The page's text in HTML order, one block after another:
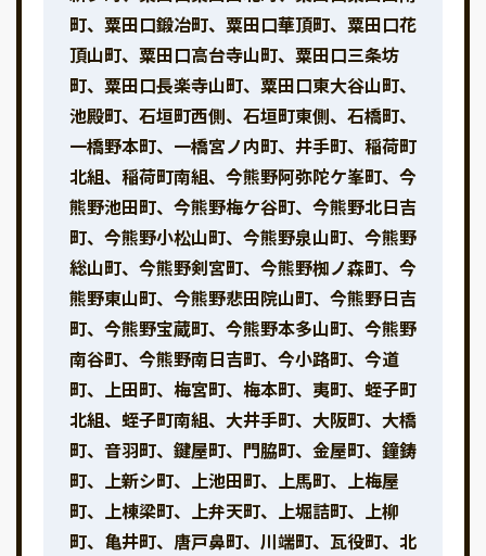
町、粟田口鍛冶町、粟田口華頂町、粟田口花
頂山町、粟田口高台寺山町、粟田口三条坊
町、粟田口長楽寺山町、粟田口東大谷山町、
池殿町、石垣町西側、石垣町東側、石橋町、
一橋野本町、一橋宮ノ内町、井手町、稲荷町
北組、稲荷町南組、今熊野阿弥陀ケ峯町、今
熊野池田町、今熊野梅ケ谷町、今熊野北日吉
町、今熊野小松山町、今熊野泉山町、今熊野
総山町、今熊野剣宮町、今熊野椥ノ森町、今
熊野東山町、今熊野悲田院山町、今熊野日吉
町、今熊野宝蔵町、今熊野本多山町、今熊野
南谷町、今熊野南日吉町、今小路町、今道
町、上田町、梅宮町、梅本町、夷町、蛭子町
北組、蛭子町南組、大井手町、大阪町、大橋
町、音羽町、鍵屋町、門脇町、金屋町、鐘鋳
町、上新シ町、上池田町、上馬町、上梅屋
町、上棟梁町、上弁天町、上堀詰町、上柳
町、亀井町、唐戸鼻町、川端町、瓦役町、北